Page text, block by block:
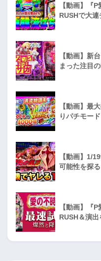
【動画】『
RUSHで大連
【動画】新
まった注目の
【動画】最
りパチモー
【動画】1/
可能性を探る
【動画】『
RUSH＆演